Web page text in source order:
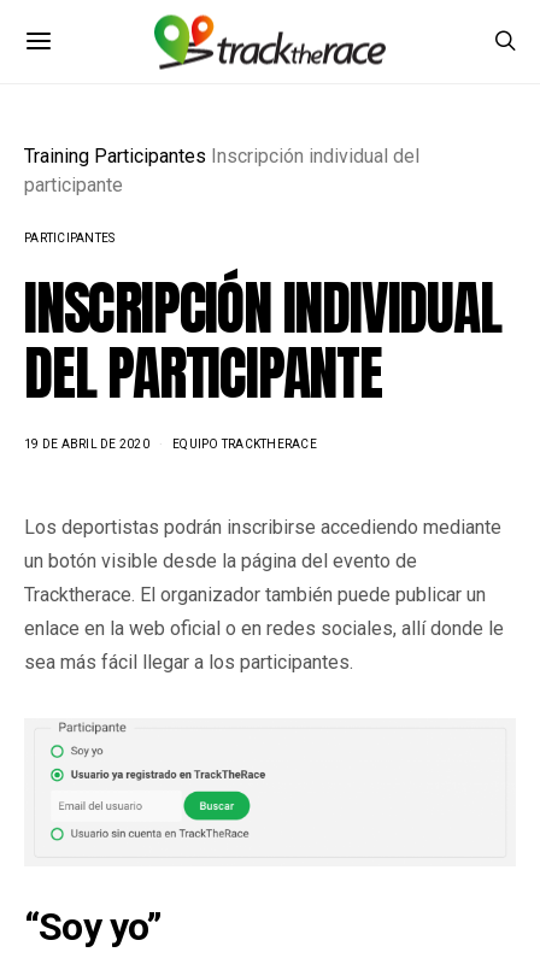
Training Participantes Inscripción individual del
participante
PARTICIPANTES
INSCRIPCIÓN INDIVIDUAL
DEL PARTICIPANTE
19 DE ABRIL DE 2020 EQUIPO TRACKTHERACE
Los deportistas podrán inscribirse accediendo mediante
un botón visible desde la página del evento de
Tracktherace. El organizador también puede publicar un
enlace en la web oficial o en redes sociales, allí donde le
sea más fácil llegar a los participantes.
“Soy yo”